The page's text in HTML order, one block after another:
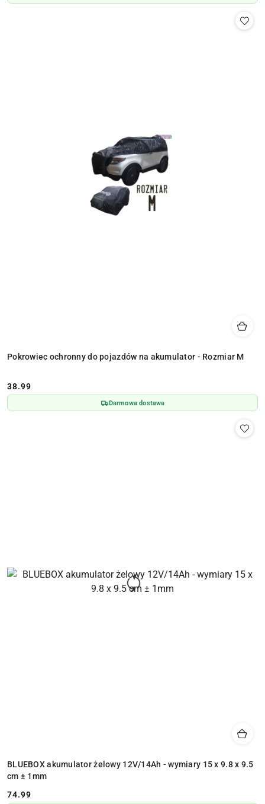
Pokrowiec ochronny do pojazdów na akumulator - Rozmiar M
Cena:
38.99
Darmowa dostawa
BLUEBOX akumulator żelowy 12V/14Ah - wymiary 15 x 9.8 x 9.5
cm ± 1mm
Cena:
74.99